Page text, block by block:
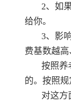
2、如
给你。
3、影
费基数越
按照养
的。按照
对这